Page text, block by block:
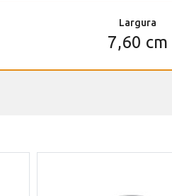
Largura
7,60 cm